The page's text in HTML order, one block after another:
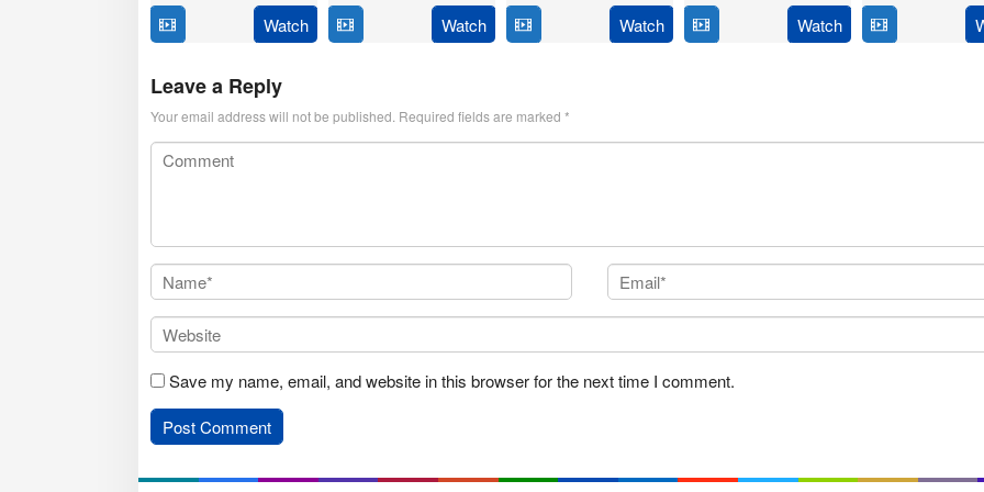
Watch
Jul
Matt
Shakman
Watch Watch
2025Watch
2025
Leave a Reply
Your email address will not be published. Required fields are marked *
Save my name, email, and website in this browser for the next time I comment.